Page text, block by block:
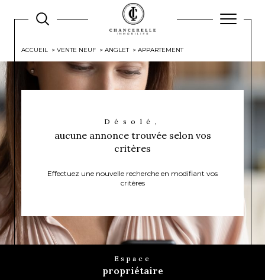
ACCUEIL VENTE NEUF ANGLET APPARTEMENT
Désolé,
aucune annonce trouvée selon vos
critères
Effectuez une nouvelle recherche en modifiant vos
critères
Espace
propriétaire